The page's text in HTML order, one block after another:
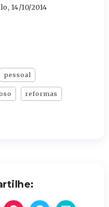
14/10/2014
pessoal
reformas